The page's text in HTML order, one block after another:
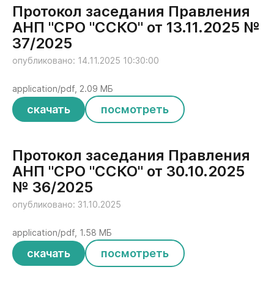
Протокол заседания Правления
АНП "СРО "ССКО" от 13.11.2025 №
37/2025
опубликовано: 14.11.2025 10:30:00
скачать посмотреть
application/pdf, 2.09 МБ
Протокол заседания Правления
АНП "СРО "ССКО" от 30.10.2025
№ 36/2025
опубликовано: 31.10.2025
скачать посмотреть
application/pdf, 1.58 МБ